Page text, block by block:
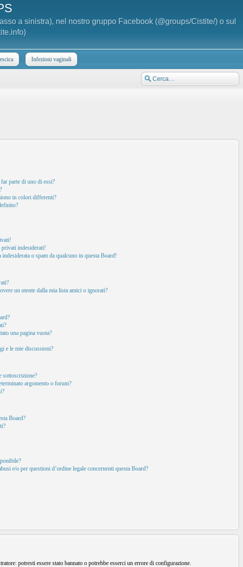
a sinistra), nel nostro gruppo Facebook (@groups/Cistite/) o sul
Infezioni vaginali
parte di uno di essi?
in colori differenti?
indesiderati!
o spam da qualcuno in questa Board!
un utente dalla mia lista amici o ignorati?
una pagina vuota?
e le mie discussioni?
sottoscrizione?
argomento o forum?
Board?
e/o per questioni d’ordine legale concernenti questa Board?
potresti essere stato bannato o potrebbe esserci un errore di configurazione.